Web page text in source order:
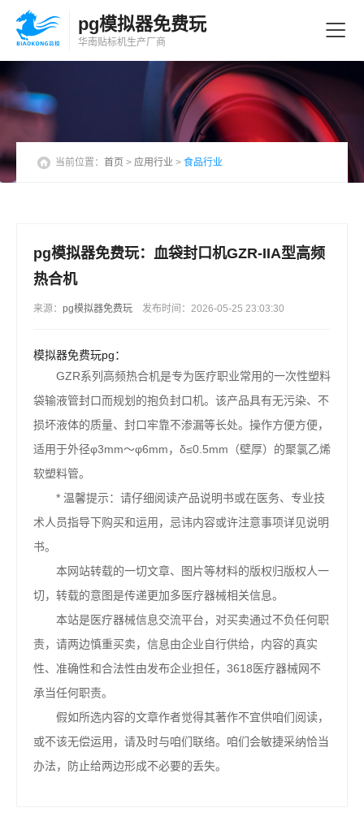
pg模拟器免费玩
华南贴标机生产厂商
当前位置： 首页 > 应用行业 > 食品行业
pg模拟器免费玩：血袋封口机GZR-IIA型高频
热合机
来源： pg模拟器免费玩 发布时间：2026-05-25 23:03:30
模拟器免费玩pg：
GZR系列高频热合机是专为医疗职业常用的一次性塑料
袋输液管封口而规划的抱负封口机。该产品具有无污染、不
损坏液体的质量、封口牢靠不渗漏等长处。操作方便方便，
适用于外径φ3mm～φ6mm，δ≤0.5mm（壁厚）的聚氯乙烯
软塑料管。
* 温馨提示：请仔细阅读产品说明书或在医务、专业技
术人员指导下购买和运用，忌讳内容或许注意事项详见说明
书。
本网站转载的一切文章、图片等材料的版权归版权人一
切，转载的意图是传递更加多医疗器械相关信息。
本站是医疗器械信息交流平台，对买卖通过不负任何职
责，请两边慎重买卖，信息由企业自行供给，内容的真实
性、准确性和合法性由发布企业担任，3618医疗器械网不
承当任何职责。
假如所选内容的文章作者觉得其著作不宜供咱们阅读，
或不该无偿运用，请及时与咱们联络。咱们会敏捷采纳恰当
办法，防止给两边形成不必要的丢失。